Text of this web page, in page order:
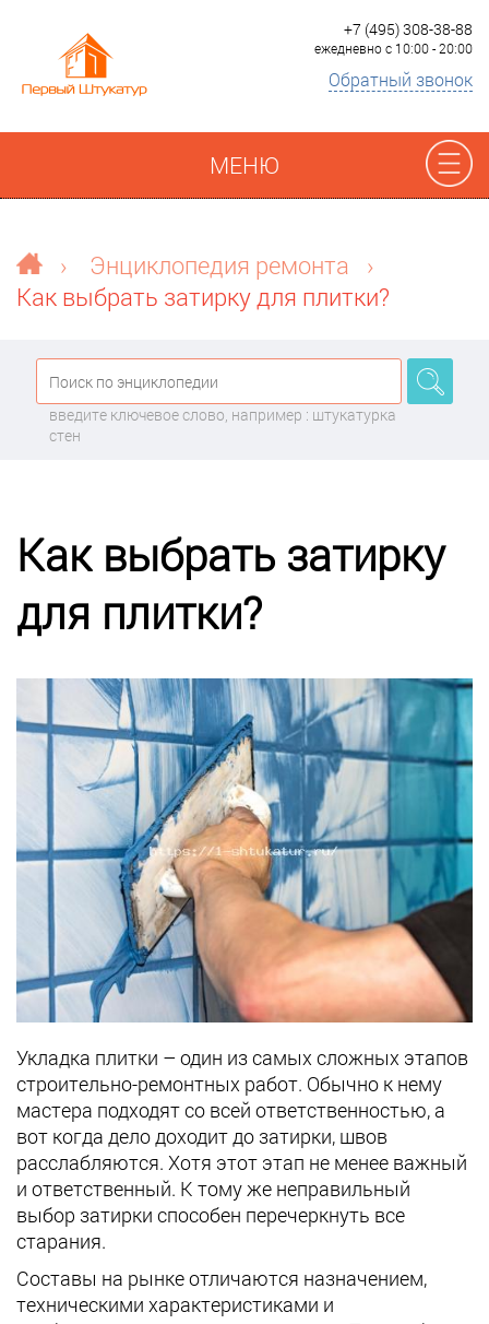
+7 (495) 308-38-88
ежедневно с 10:00 - 20:00
Обратный звонок
МЕНЮ
Наши работы
Преимущества
О компании
Этапы работ
Цены
Энциклопедия ремонта
Контакты
› Энциклопедия ремонта
›
Как выбрать затирку для плитки?
введите ключевое слово, например : штукатурка
стен
Как выбрать затирку
для плитки?
Укладка плитки – один из самых сложных этапов
строительно-ремонтных работ. Обычно к нему
мастера подходят со всей ответственностью, а
вот когда дело доходит до затирки, швов
расслабляются. Хотя этот этап не менее важный
и ответственный. К тому же неправильный
выбор затирки способен перечеркнуть все
старания.
Составы на рынке отличаются назначением,
техническими характеристиками и